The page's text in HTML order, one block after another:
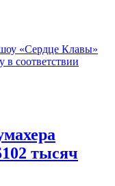
«Сердце Клавы»
в соответствии
тысяч